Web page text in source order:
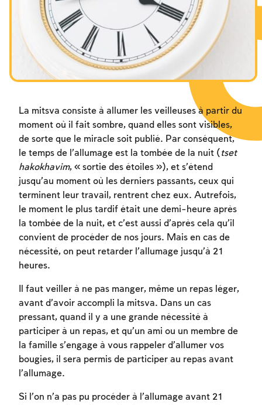
Les jeûnes liés à la destruction du Temple
Hanouca
Pourim
La mitsva consiste à allumer les veilleuses à partir du
moment où il fait sombre, quand elles sont visibles,
de sorte que le miracle soit publié. Par conséquent,
le temps de l’allumage est la tombée de la nuit ( tset
hakokhavim, « sortie des étoiles »), et s’étend
jusqu’au moment où les derniers passants, ceux qui
terminent leur travail, rentrent chez eux. Autrefois,
le moment le plus tardif était une demi-heure après
la tombée de la nuit, et c’est aussi d’après cela qu’il
convient de procéder de nos jours. Mais en cas de
nécessité, on peut retarder l’allumage jusqu’à 21
heures.
Il faut veiller à ne pas manger, même un repas léger,
avant d’avoir accompli la mitsva. Dans un cas
pressant, quand il y a une grande nécessité à
participer à un repas, et qu’un ami ou un membre de
la famille s’engage à vous rappeler d’allumer vos
bougies, il sera permis de participer au repas avant
l’allumage.
Si l’on n’a pas pu procéder à l’allumage avant 21